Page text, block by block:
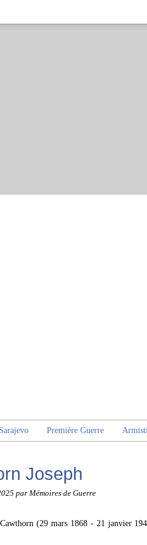
Sarajevo Première Guerre
Joseph
par Mémoires de Guerre
(29 mars 1868 - 21 janvier